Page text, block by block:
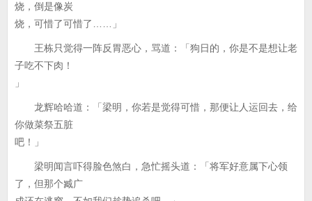
烧，倒是像炭
烧，可惜了可惜了……」
王栋只觉得一阵反胃恶心，骂道：「狗日的，你是不是想让老
子吃不下肉！
」
龙辉哈哈道：「梁明，你若是觉得可惜，那便让人运回去，给
你做菜祭五脏
吧！」
梁明闻言吓得脸色煞白，急忙摇头道：「将军好意属下心领
了，但那个臧广